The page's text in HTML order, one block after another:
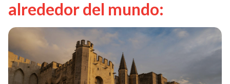
alrededor del mundo: